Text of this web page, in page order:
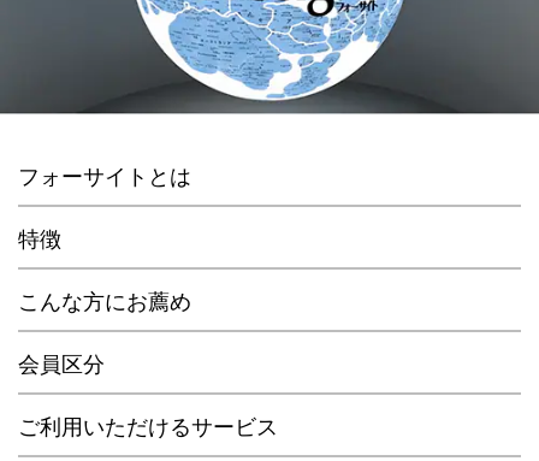
フォーサイトとは
特徴
こんな方にお薦め
会員区分
ご利用いただけるサービス